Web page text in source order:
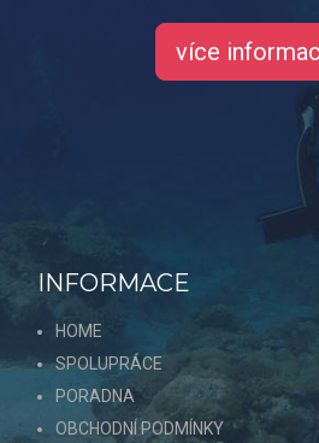
více
INFORMACE
HOME
SPOLUPRÁCE
PORADNA
OBCHODNÍ PODMÍNKY